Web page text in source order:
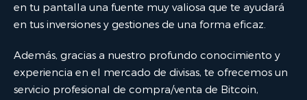
en tu pantalla una fuente muy valiosa que te ayudará
en tus inversiones y gestiones de una forma eficaz.
Además, gracias a nuestro profundo conocimiento y
experiencia en el mercado de divisas, te ofrecemos un
servicio profesional de compra/venta de Bitcoin,